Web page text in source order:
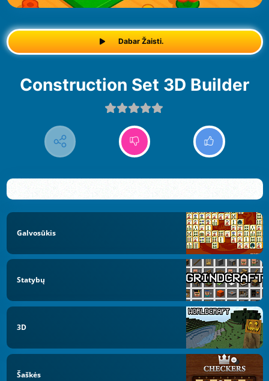
Dabar Žaisti.
Construction Set 3D Builder
Galvosūkis
Statybų
3D
Šaškės